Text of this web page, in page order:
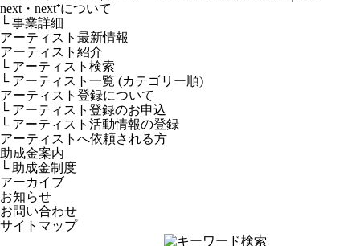
next・next⁺について
└ 事業詳細
アーティスト最新情報
アーティスト紹介
└ アーティスト検索
└ アーティスト一覧 (カテゴリー順)
アーティスト登録について
└ アーティスト登録のお申込
└ アーティスト活動情報の登録
アーティストへ依頼される方
助成金案内
└ 助成金制度
アーカイブ
お知らせ
お問い合わせ
サイトマップ